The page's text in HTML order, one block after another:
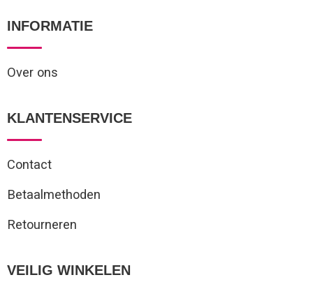
INFORMATIE
Over ons
KLANTENSERVICE
Contact
Betaalmethoden
Retourneren
VEILIG WINKELEN